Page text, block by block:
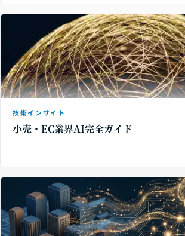
技術インサイト
小売・EC業界AI完全ガイド